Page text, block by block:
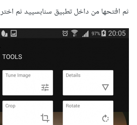
ثم افتحها من داخل تطبيق سنابسييد ثم اختر Tune Image